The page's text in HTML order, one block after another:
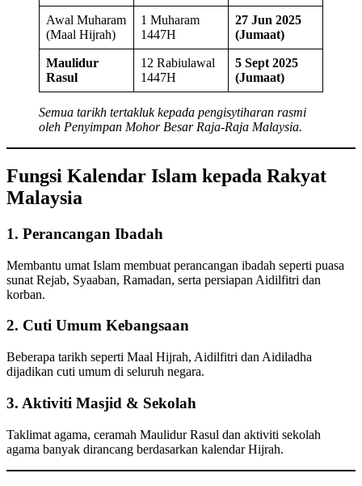
Awal Muharam
(Maal Hijrah)
1 Muharam
1447H
27 Jun 2025
(Jumaat)
Maulidur
Rasul
12 Rabiulawal
1447H
5 Sept 2025
(Jumaat)
Semua tarikh tertakluk kepada pengisytiharan rasmi
oleh Penyimpan Mohor Besar Raja-Raja Malaysia.
Fungsi Kalendar Islam kepada Rakyat
Malaysia
1. Perancangan Ibadah
Membantu umat Islam membuat perancangan ibadah seperti puasa
sunat Rejab, Syaaban, Ramadan, serta persiapan Aidilfitri dan
korban.
2. Cuti Umum Kebangsaan
Beberapa tarikh seperti Maal Hijrah, Aidilfitri dan Aidiladha
dijadikan cuti umum di seluruh negara.
3. Aktiviti Masjid & Sekolah
Taklimat agama, ceramah Maulidur Rasul dan aktiviti sekolah
agama banyak dirancang berdasarkan kalendar Hijrah.